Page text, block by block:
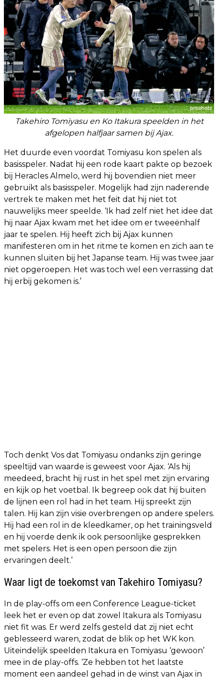
Takehiro Tomiyasu en Ko Itakura speelden in het
afgelopen halfjaar samen bij Ajax.
Het duurde even voordat Tomiyasu kon spelen als
basisspeler. Nadat hij een rode kaart pakte op bezoek
bij Heracles Almelo, werd hij bovendien niet meer
gebruikt als basisspeler. Mogelijk had zijn naderende
vertrek te maken met het feit dat hij niet tot
nauwelijks meer speelde. ‘Ik had zelf niet het idee dat
hij naar Ajax kwam met het idee om er tweeënhalf
jaar te spelen. Hij heeft zich bij Ajax kunnen
manifesteren om in het ritme te komen en zich aan te
kunnen sluiten bij het Japanse team. Hij was twee jaar
niet opgeroepen. Het was toch wel een verrassing dat
hij erbij gekomen is.’
Toch denkt Vos dat Tomiyasu ondanks zijn geringe
speeltijd van waarde is geweest voor Ajax. ‘Als hij
meedeed, bracht hij rust in het spel met zijn ervaring
en kijk op het voetbal. Ik begreep ook dat hij buiten
de lijnen een rol had in het team. Hij spreekt zijn
talen. Hij kan zijn visie overbrengen op andere spelers.
Hij had een rol in de kleedkamer, op het trainingsveld
en hij voerde denk ik ook persoonlijke gesprekken
met spelers. Het is een open persoon die zijn
ervaringen deelt.’
Waar ligt de toekomst van Takehiro Tomiyasu?
In de play-offs om een Conference League-ticket
leek het er even op dat zowel Itakura als Tomiyasu
niet fit was. Er werd zelfs gesteld dat zij niet echt
geblesseerd waren, zodat de blik op het WK kon.
Uiteindelijk speelden Itakura en Tomiyasu ‘gewoon’
mee in de play-offs. ‘Ze hebben tot het laatste
moment een aandeel gehad in de winst van Ajax in